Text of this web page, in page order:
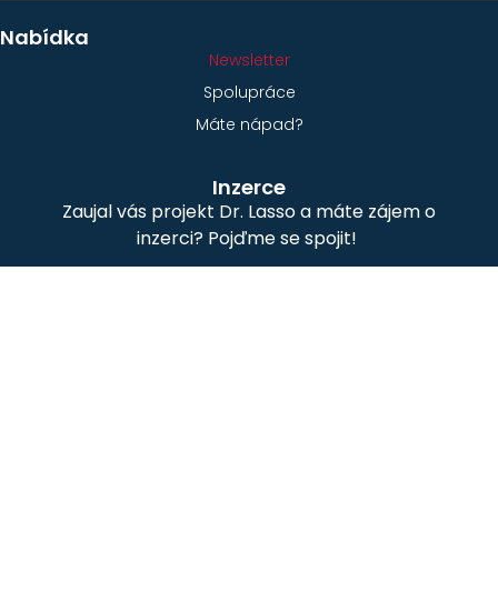
Nabídka
Newsletter
Spolupráce
Máte nápad?
Inzerce
Zaujal vás projekt Dr. Lasso a máte zájem o
inzerci? Pojďme se spojit!